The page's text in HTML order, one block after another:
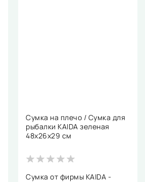
Сумка на плечо / Сумка для
рыбалки KAIDA зеленая
48х26х29 см
Сумка от фирмы KAIDA -